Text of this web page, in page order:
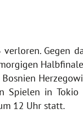
Gegen
in
12 Uhr statt.